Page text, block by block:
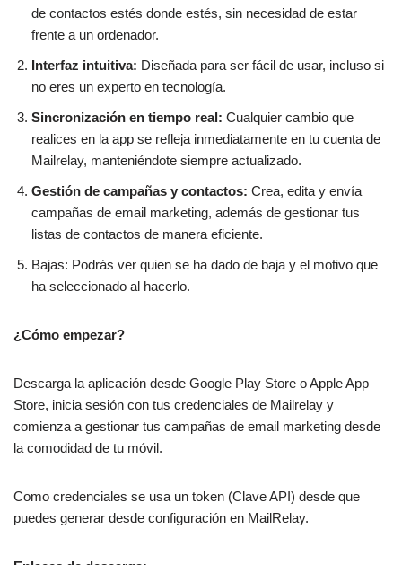
de contactos estés donde estés, sin necesidad de estar
frente a un ordenador.
Interfaz intuitiva: Diseñada para ser fácil de usar, incluso si
no eres un experto en tecnología.
Sincronización en tiempo real: Cualquier cambio que
realices en la app se refleja inmediatamente en tu cuenta de
Mailrelay, manteniéndote siempre actualizado.
Gestión de campañas y contactos: Crea, edita y envía
campañas de email marketing, además de gestionar tus
listas de contactos de manera eficiente.
Bajas: Podrás ver quien se ha dado de baja y el motivo que
ha seleccionado al hacerlo.
¿Cómo empezar?
Descarga la aplicación desde Google Play Store o Apple App
Store, inicia sesión con tus credenciales de Mailrelay y
comienza a gestionar tus campañas de email marketing desde
la comodidad de tu móvil.
Como credenciales se usa un token (Clave API) desde que
puedes generar desde configuración en MailRelay.